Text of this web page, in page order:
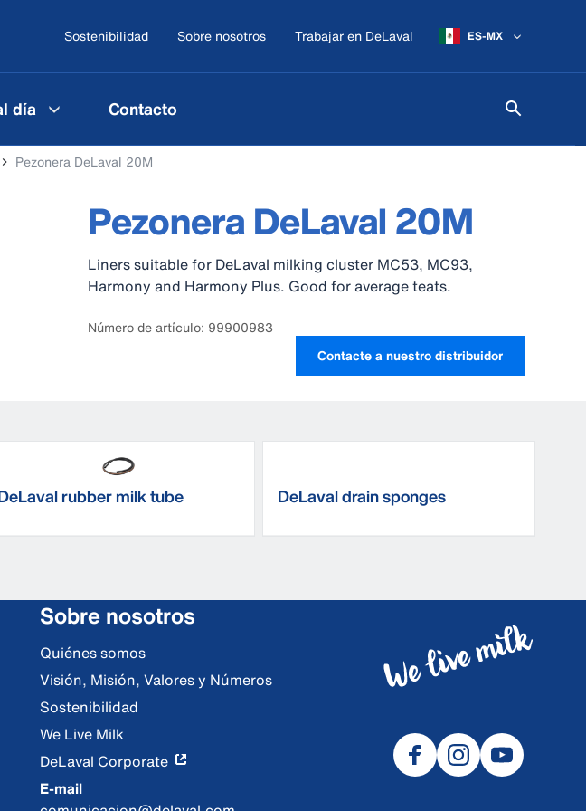
Sostenibilidad Sobre nosotros Trabajar en DeLaval ES-MX
día Contacto
Pezonera DeLaval 20M
Pezonera DeLaval 20M
Liners suitable for DeLaval milking cluster MC53, MC93,
Harmony and Harmony Plus. Good for average teats.
Número de artículo: 99900983
Contacte a nuestro distribuidor
rubber milk tube DeLaval drain sponges
Sobre nosotros
Quiénes somos
Visión, Misión, Valores y Números
Sostenibilidad
We Live Milk
DeLaval Corporate
E-mail